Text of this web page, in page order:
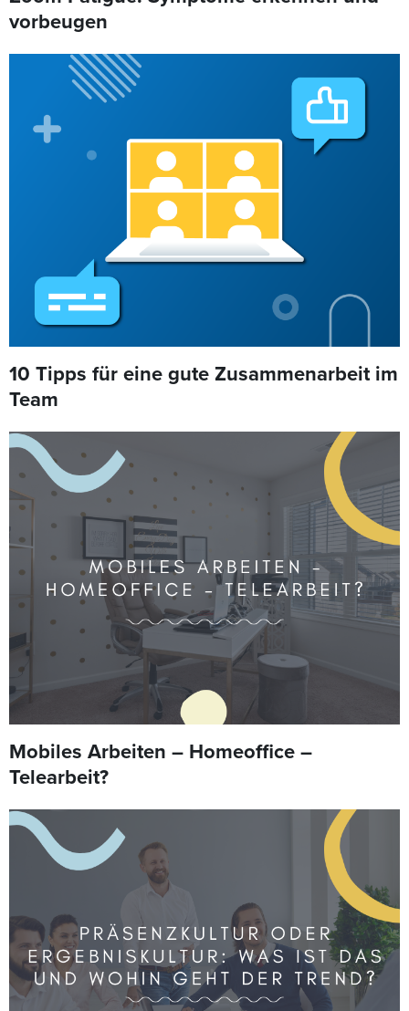
vorbeugen
10 Tipps für eine gute Zusammenarbeit im
Team
Mobiles Arbeiten – Homeoffice –
Telearbeit?